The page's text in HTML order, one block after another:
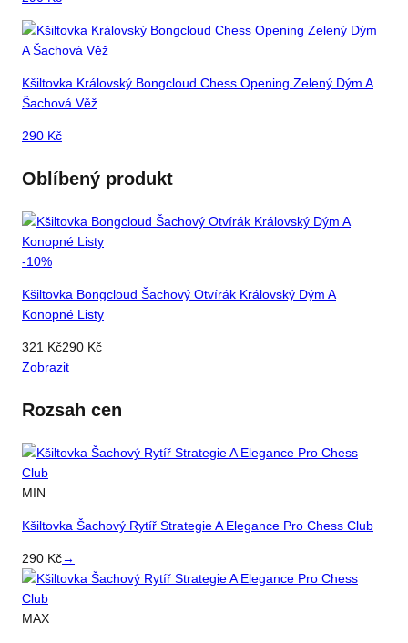
Kšiltovka Královský Bongcloud Chess Opening Zelený Dým A
Šachová Věž
290 Kč
Oblíbený produkt
-10%
Kšiltovka Bongcloud Šachový Otvírák Královský Dým A
Konopné Listy
321 Kč290 Kč
Zobrazit
Rozsah cen
MIN
Kšiltovka Šachový Rytíř Strategie A Elegance Pro Chess Club
290 Kč→
MAX